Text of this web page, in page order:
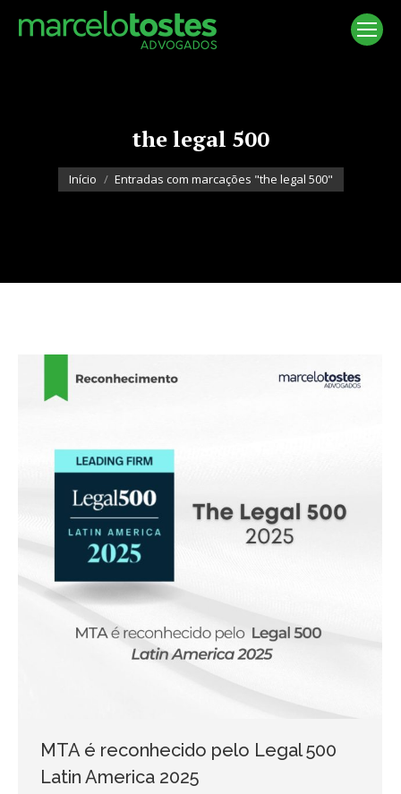
the legal 500
Você está aqui:
Início Entradas com marcações "the legal 500"
MTA é reconhecido pelo Legal 500
Latin America 2025